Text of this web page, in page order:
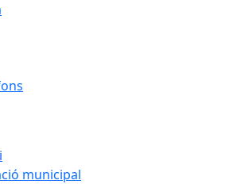
municipal